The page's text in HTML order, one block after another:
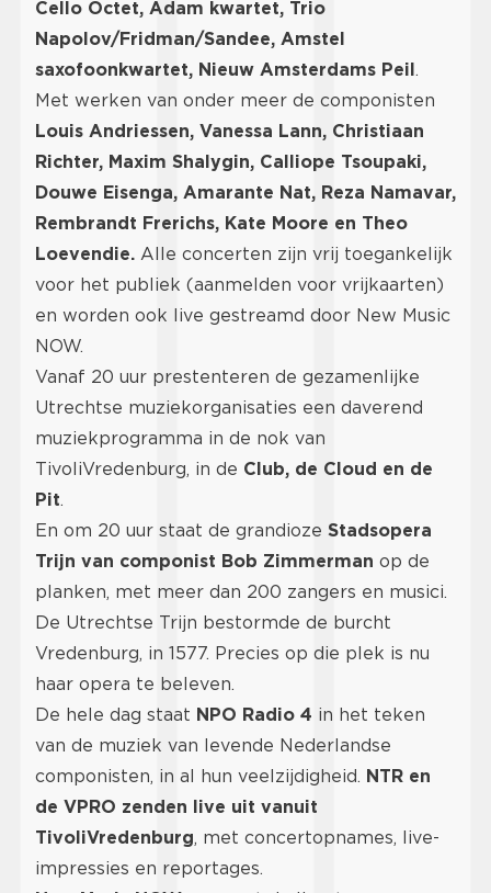
Cello Octet, Adam kwartet, Trio
Napolov/Fridman/Sandee, Amstel
saxofoonkwartet, Nieuw Amsterdams Peil.
Met werken van onder meer de componisten
Louis Andriessen, Vanessa Lann, Christiaan
Richter, Maxim Shalygin, Calliope Tsoupaki,
Douwe Eisenga, Amarante Nat, Reza Namavar,
Rembrandt Frerichs, Kate Moore en Theo
Loevendie. Alle concerten zijn vrij toegankelijk
voor het publiek (aanmelden voor vrijkaarten)
en worden ook live gestreamd door New Music
NOW.
Vanaf 20 uur prestenteren de gezamenlijke
Utrechtse muziekorganisaties een daverend
muziekprogramma in de nok van
TivoliVredenburg, in de Club, de Cloud en de
Pit.
En om 20 uur staat de grandioze Stadsopera
Trijn van componist Bob Zimmerman op de
planken, met meer dan 200 zangers en musici.
De Utrechtse Trijn bestormde de burcht
Vredenburg, in 1577. Precies op die plek is nu
haar opera te beleven.
De hele dag staat NPO Radio 4 in het teken
van de muziek van levende Nederlandse
componisten, in al hun veelzijdigheid. NTR en
de VPRO zenden live uit vanuit
TivoliVredenburg, met concertopnames, live-
impressies en reportages.